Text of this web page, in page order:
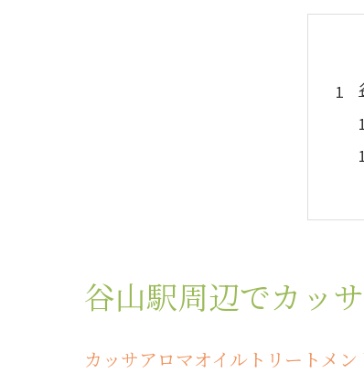
谷山駅周辺でカッ
カッサアロマオイルトリートメン